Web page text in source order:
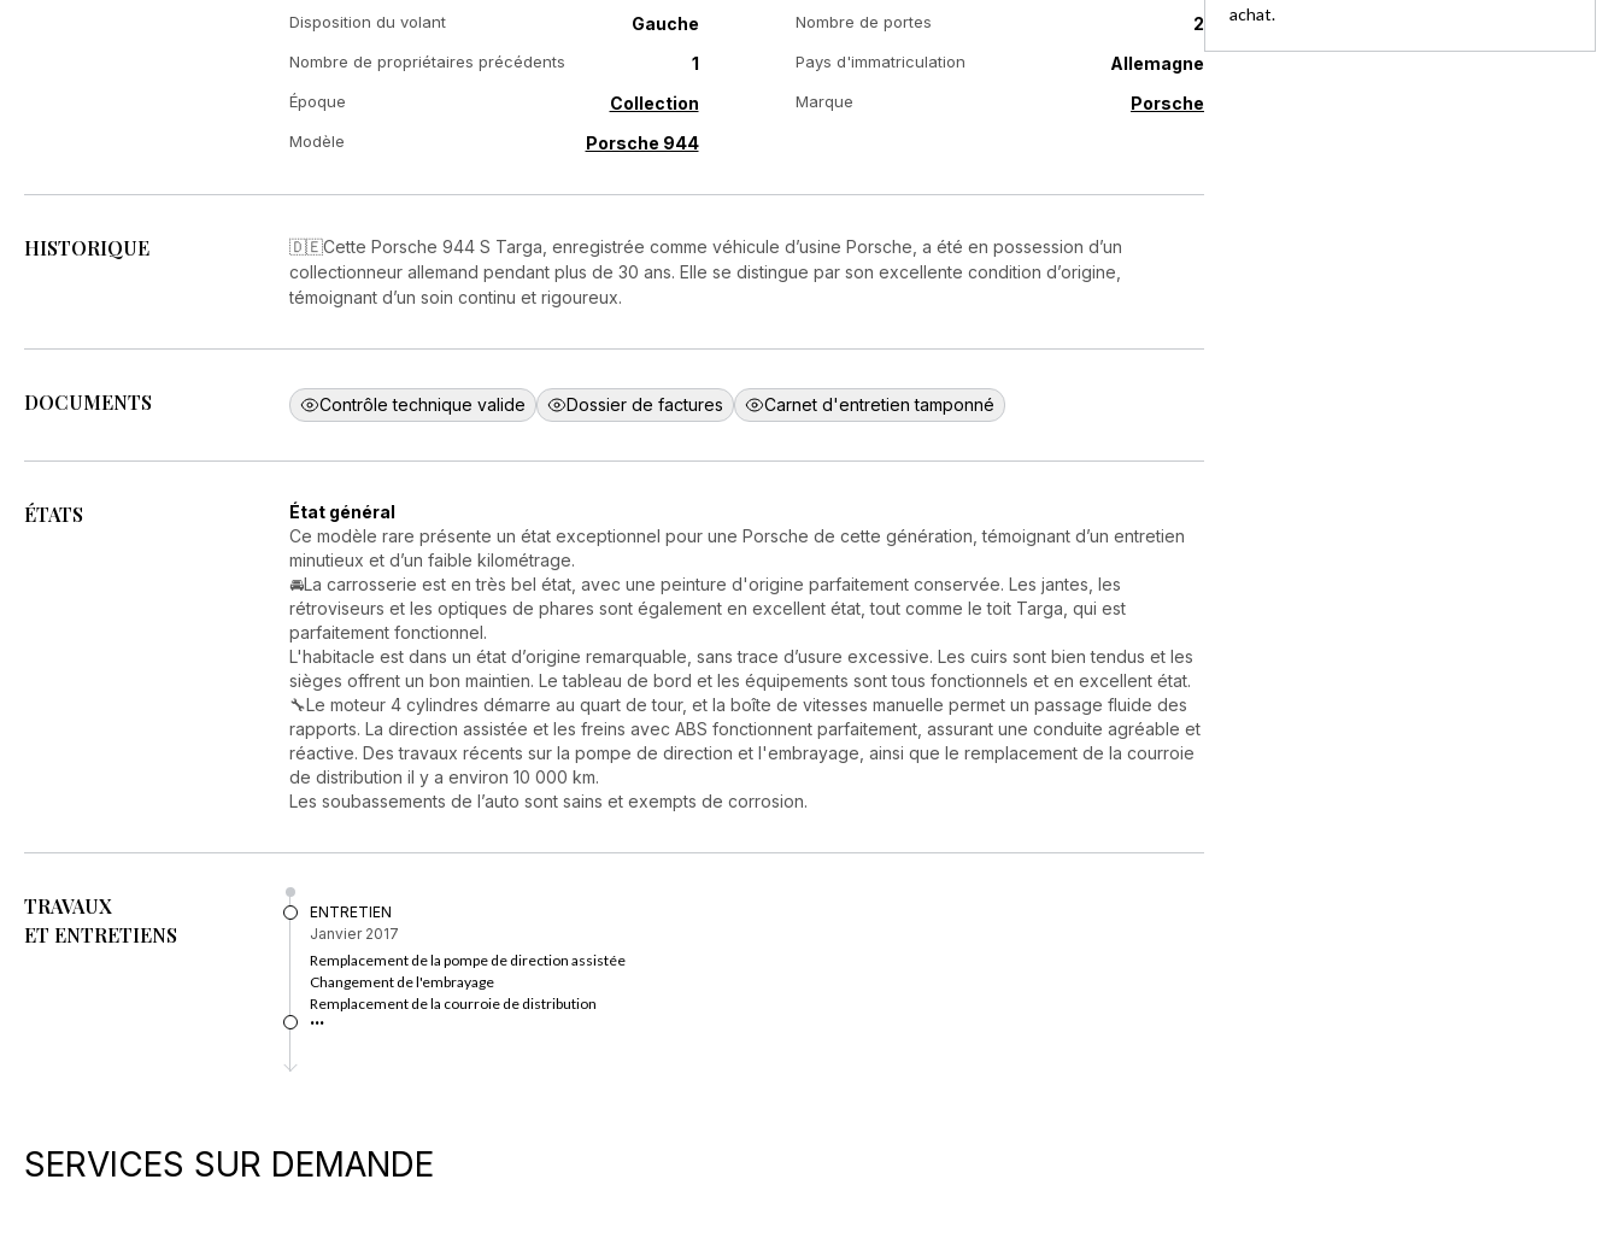
Disposition du volant Gauche Nombre de portes 2
Nombre de propriétaires précédents 1 Pays d'immatriculation Allemagne
Époque Collection Marque Porsche
Modèle Porsche 944
HISTORIQUE
🇩🇪Cette Porsche 944 S Targa, enregistrée comme véhicule d’usine Porsche, a été en possession d’un
collectionneur allemand pendant plus de 30 ans. Elle se distingue par son excellente condition d’origine,
témoignant d’un soin continu et rigoureux.
DOCUMENTS Contrôle technique valide Dossier de factures Carnet d'entretien tamponné
ÉTATS
État général
Ce modèle rare présente un état exceptionnel pour une Porsche de cette génération, témoignant d’un entretien
minutieux et d’un faible kilométrage.
🚘La carrosserie est en très bel état, avec une peinture d'origine parfaitement conservée. Les jantes, les
rétroviseurs et les optiques de phares sont également en excellent état, tout comme le toit Targa, qui est
parfaitement fonctionnel.
L'habitacle est dans un état d’origine remarquable, sans trace d’usure excessive. Les cuirs sont bien tendus et les
sièges offrent un bon maintien. Le tableau de bord et les équipements sont tous fonctionnels et en excellent état.
🔧Le moteur 4 cylindres démarre au quart de tour, et la boîte de vitesses manuelle permet un passage fluide des
rapports. La direction assistée et les freins avec ABS fonctionnent parfaitement, assurant une conduite agréable et
réactive. Des travaux récents sur la pompe de direction et l'embrayage, ainsi que le remplacement de la courroie
de distribution il y a environ 10 000 km.
Les soubassements de l’auto sont sains et exempts de corrosion.
TRAVAUX
ET ENTRETIENS
ENTRETIEN
Janvier 2017
Remplacement de la pompe de direction assistée
Changement de l'embrayage
Remplacement de la courroie de distribution
...
achat.
SERVICES SUR DEMANDE